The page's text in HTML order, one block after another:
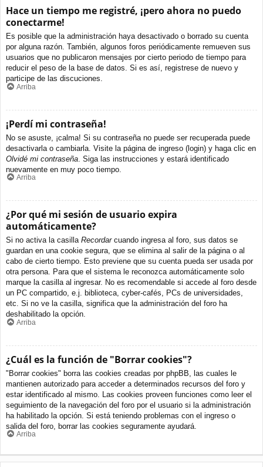
Hace un tiempo me registré, ¡pero ahora no puedo
conectarme!
Es posible que la administración haya desactivado o borrado su cuenta
por alguna razón. También, algunos foros periódicamente remueven sus
usuarios que no publicaron mensajes por cierto periodo de tiempo para
reducir el peso de la base de datos. Si es así, registrese de nuevo y
participe de las discuciones.
Arriba
¡Perdí mi contraseña!
No se asuste, ¡calma! Si su contraseña no puede ser recuperada puede
desactivarla o cambiarla. Visite la página de ingreso (login) y haga clic en
Olvidé mi contraseña . Siga las instrucciones y estará identificado
nuevamente en muy poco tiempo.
Arriba
¿Por qué mi sesión de usuario expira
automáticamente?
Si no activa la casilla Recordarcuando ingresa al foro, sus datos se
guardan en una cookie segura, que se elimina al salir de la página o al
cabo de cierto tiempo. Esto previene que su cuenta pueda ser usada por
otra persona. Para que el sistema le reconozca automáticamente solo
marque la casilla al ingresar. No es recomendable si accede al foro desde
un PC compartido, e.j. biblioteca, cyber-cafés, PCs de universidades,
etc. Si no ve la casilla, significa que la administración del foro ha
deshabilitado la opción.
Arriba
¿Cuál es la función de "Borrar cookies"?
"Borrar cookies" borra las cookies creadas por phpBB, las cuales le
mantienen autorizado para acceder a determinados recursos del foro y
estar identificado al mismo. Las cookies proveen funciones como leer el
seguimiento de la navegación del foro por el usuario si la administración
ha habilitado la opción. Si está teniendo problemas con el ingreso o
salida del foro, borrar las cookies seguramente ayudará.
Arriba